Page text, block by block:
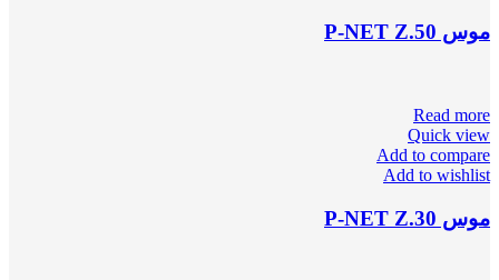
موس P-NET Z.50
Read more
Quick view
Add to compare
Add to wishlist
موس P-NET Z.30